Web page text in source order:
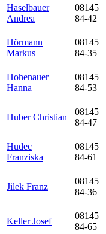
Haselbauer
Andrea
08145
84-42
Hörmann
Markus
08145
84-35
Hohenauer
Hanna
08145
84-53
Huber Christian
08145
84-47
Hudec
Franziska
08145
84-61
Jilek Franz
08145
84-36
Keller Josef
08145
84-65